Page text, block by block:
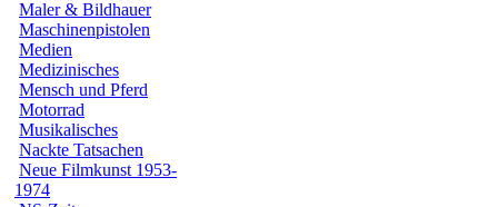
Maler & Bildhauer
Maschinenpistolen
Medien
Medizinisches
Mensch und Pferd
Motorrad
Musikalisches
Nackte Tatsachen
Neue Filmkunst 1953-
1974